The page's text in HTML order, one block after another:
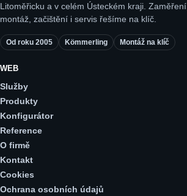
Litoměřicku a v celém Ústeckém kraji. Zaměření,
montáž, začištění i servis řešíme na klíč.
Od roku 2005 Kömmerling Montáž na klíč
WEB
Služby
Produkty
Konfigurátor
Reference
O firmě
Kontakt
Cookies
Ochrana osobních údajů